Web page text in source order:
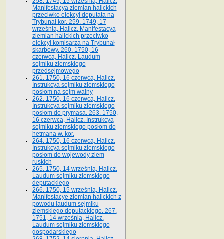
Manifestacya ziemian halickich
przeciwko elekcyi deputata na
Trybunał kor. 259. 1749, 17
września, Halicz. Manifestacya
ziemian halickich przeciwko
elekcyi komisarza na Trybunał
skarbowy. 260. 1750, 16
czerwca, Halicz. Laudum
sejmiku ziemskiego
przedsejmowego
261. 1750, 16 czerwca, Halicz.
Instrukcya sejmiku ziemskiego
posłom na sejm walny
262. 1750, 16 czerwca, Halicz.
Instrukcya sejmiku ziemskiego
posłom do prymasa. 263. 1750,
16 czerwca, Halicz. Instrukcya
sejmiku ziemskiego posłom do
hetmana w. kor.
264. 1750, 16 czerwca, Halicz.
Instrukcya sejmiku ziemskiego
posłom do wojewody ziem
ruskich
265. 1750, 14 września, Halicz.
Laudum sejmiku ziemskiego
deputackiego
266. 1750, 15 września, Halicz.
Manifestacye ziemian halickich z
powodu laudum sejmiku
ziemskiego deputackiego. 267.
1751, 14 września, Halicz.
Laudum sejmiku ziemskiego
gospodarskiego